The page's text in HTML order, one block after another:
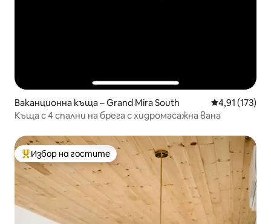
Ваканционна къща – Grand Mira South Средна
4,91 (173)
Къща с 4 спални на брега с хидромасажна вана
Най-популярен избор на гостите
Избор на гостите